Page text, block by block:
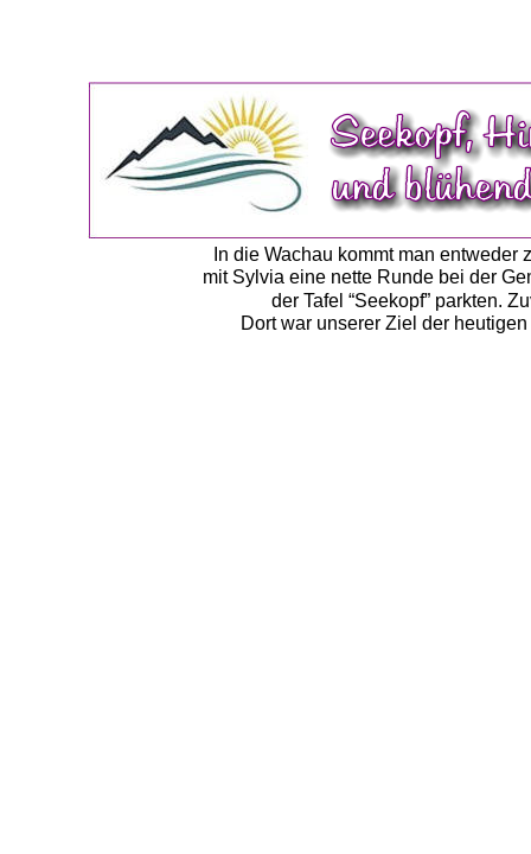
In die Wachau kommt man
mit Sylvia eine nette Runde bei der
der Tafel “Seekopf” parkten.
Dort war unserer Ziel der